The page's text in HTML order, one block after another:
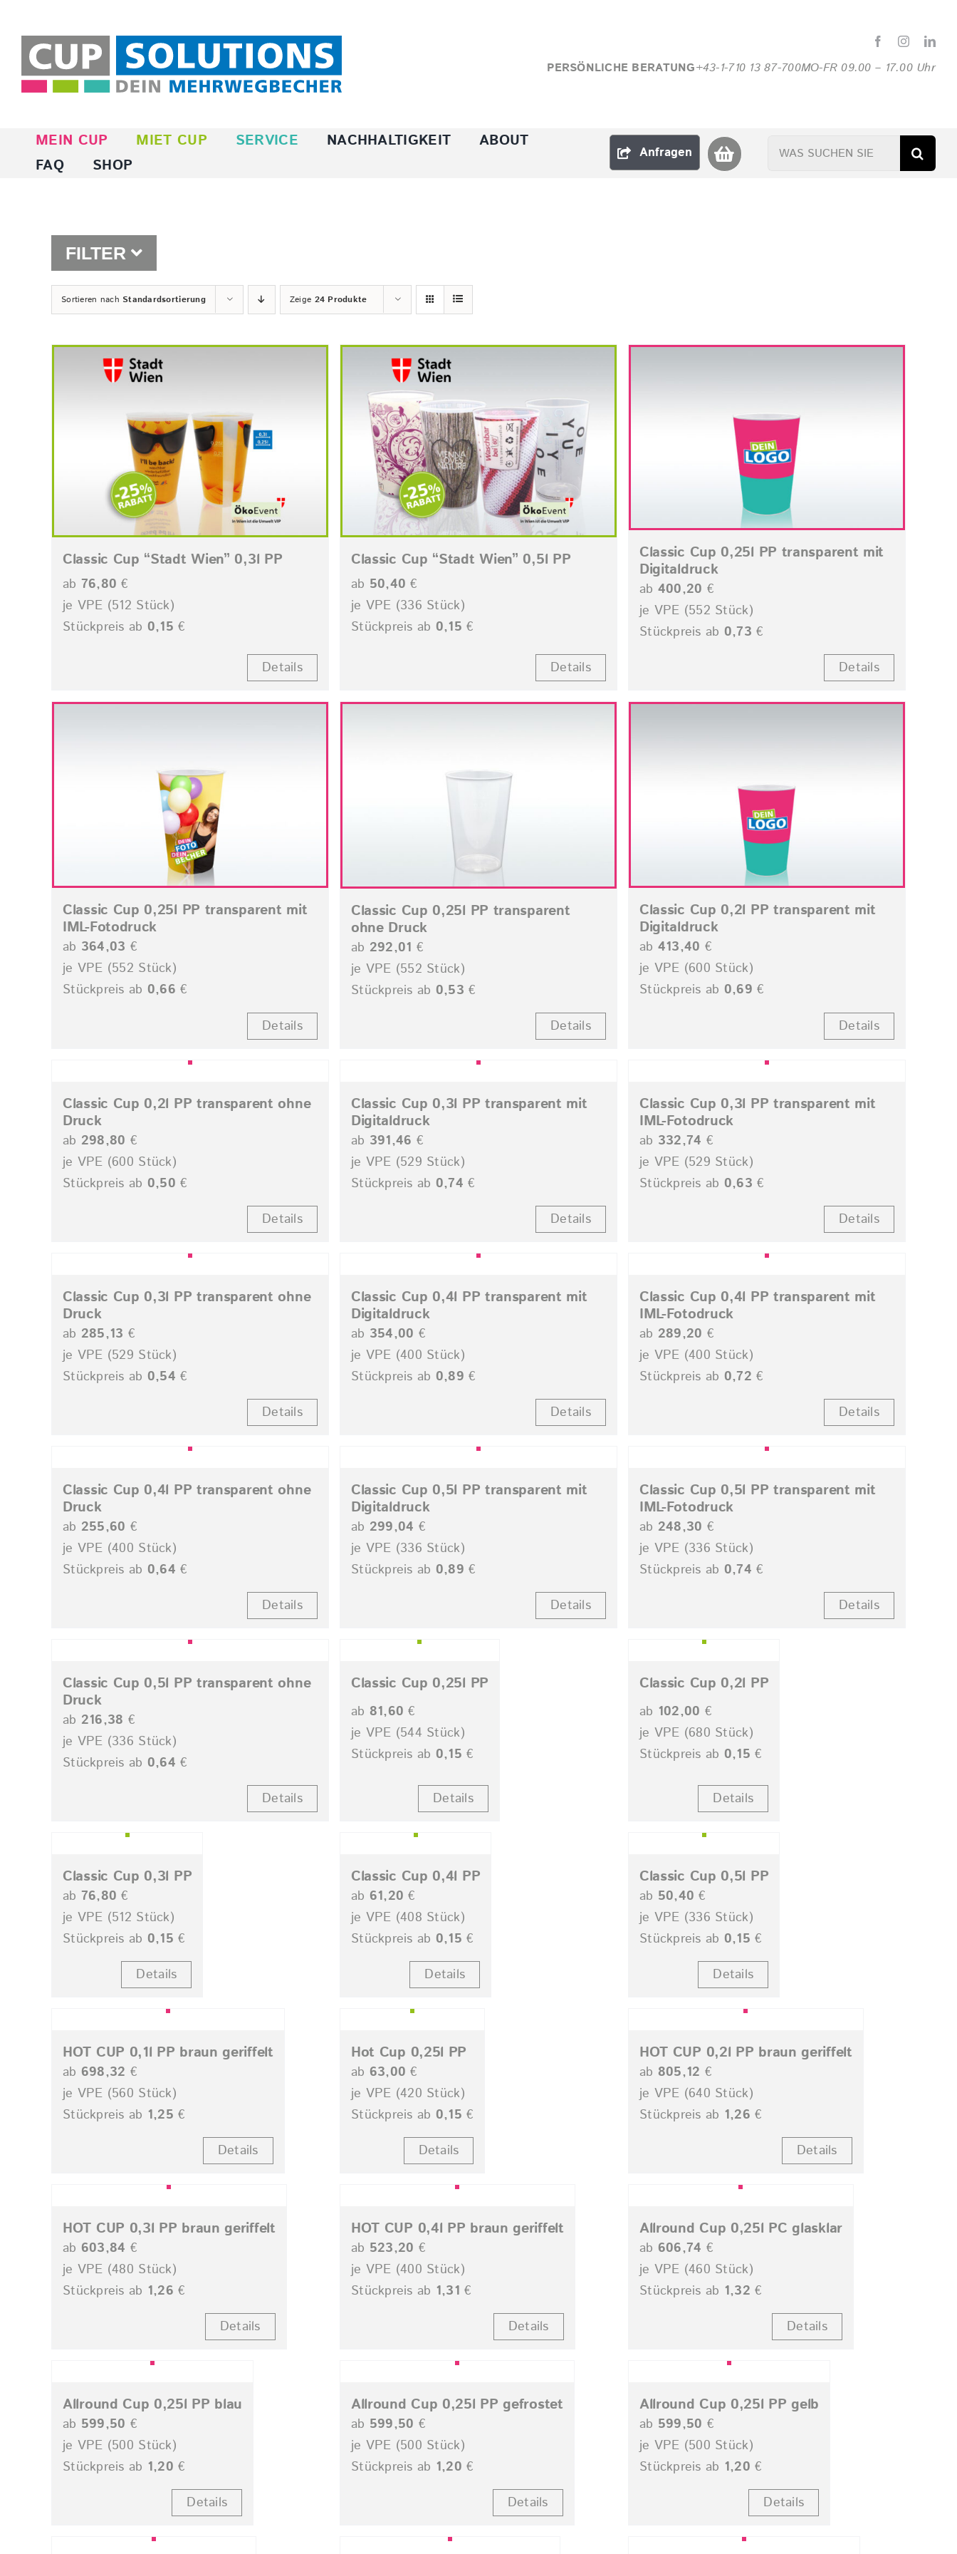
Inhalt
springen
PERSÖNLICHE BERATUNG+43-1-710 13 87-700MO-FR 09.00 – 17.00 Uhr
MEIN CUP MIET CUP SERVICE NACHHALTIGKEIT
ABOUT
FAQ
SHOP
Anfragen
Suche
FILTER
Sortieren nach Standardsortierung Zeige 24 Produkte
Classic Cup “Stadt Wien” 0,3l PP
ab 76,80 €
je VPE (512 Stück)
Stückpreis ab 0,15 €
Details
Classic Cup “Stadt Wien” 0,5l PP
ab 50,40 €
je VPE (336 Stück)
Stückpreis ab 0,15 €
Details
Classic Cup 0,25l PP transparent mit
Digitaldruck
ab 400,20 €
je VPE (552 Stück)
Stückpreis ab 0,73 €
Details
Classic Cup 0,25l PP transparent mit
IML-Fotodruck
ab 364,03 €
je VPE (552 Stück)
Stückpreis ab 0,66 €
Details
Classic Cup 0,25l PP transparent
ohne Druck
ab 292,01 €
je VPE (552 Stück)
Stückpreis ab 0,53 €
Details
Classic Cup 0,2l PP transparent mit
Digitaldruck
ab 413,40 €
je VPE (600 Stück)
Stückpreis ab 0,69 €
Details
Classic Cup 0,2l PP transparent ohne
Druck
ab 298,80 €
je VPE (600 Stück)
Stückpreis ab 0,50 €
Details
Classic Cup 0,3l PP transparent mit
Digitaldruck
ab 391,46 €
je VPE (529 Stück)
Stückpreis ab 0,74 €
Details
Classic Cup 0,3l PP transparent mit
IML-Fotodruck
ab 332,74 €
je VPE (529 Stück)
Stückpreis ab 0,63 €
Details
Classic Cup 0,3l PP transparent ohne
Druck
ab 285,13 €
je VPE (529 Stück)
Stückpreis ab 0,54 €
Details
Classic Cup 0,4l PP transparent mit
Digitaldruck
ab 354,00 €
je VPE (400 Stück)
Stückpreis ab 0,89 €
Details
Classic Cup 0,4l PP transparent mit
IML-Fotodruck
ab 289,20 €
je VPE (400 Stück)
Stückpreis ab 0,72 €
Details
Classic Cup 0,4l PP transparent ohne
Druck
ab 255,60 €
je VPE (400 Stück)
Stückpreis ab 0,64 €
Details
Classic Cup 0,5l PP transparent mit
Digitaldruck
ab 299,04 €
je VPE (336 Stück)
Stückpreis ab 0,89 €
Details
Classic Cup 0,5l PP transparent mit
IML-Fotodruck
ab 248,30 €
je VPE (336 Stück)
Stückpreis ab 0,74 €
Details
Classic Cup 0,5l PP transparent ohne
Druck
ab 216,38 €
je VPE (336 Stück)
Stückpreis ab 0,64 €
Details
Classic Cup 0,25l PP
ab 81,60 €
je VPE (544 Stück)
Stückpreis ab 0,15 €
Details
Classic Cup 0,2l PP
ab 102,00 €
je VPE (680 Stück)
Stückpreis ab 0,15 €
Details
Classic Cup 0,3l PP
ab 76,80 €
je VPE (512 Stück)
Stückpreis ab 0,15 €
Details
Classic Cup 0,4l PP
ab 61,20 €
je VPE (408 Stück)
Stückpreis ab 0,15 €
Details
Classic Cup 0,5l PP
ab 50,40 €
je VPE (336 Stück)
Stückpreis ab 0,15 €
Details
HOT CUP 0,1l PP braun geriffelt
ab 698,32 €
je VPE (560 Stück)
Stückpreis ab 1,25 €
Details
Hot Cup 0,25l PP
ab 63,00 €
je VPE (420 Stück)
Stückpreis ab 0,15 €
Details
HOT CUP 0,2l PP braun geriffelt
ab 805,12 €
je VPE (640 Stück)
Stückpreis ab 1,26 €
Details
HOT CUP 0,3l PP braun geriffelt
ab 603,84 €
je VPE (480 Stück)
Stückpreis ab 1,26 €
Details
HOT CUP 0,4l PP braun geriffelt
ab 523,20 €
je VPE (400 Stück)
Stückpreis ab 1,31 €
Details
Allround Cup 0,25l PC glasklar
ab 606,74 €
je VPE (460 Stück)
Stückpreis ab 1,32 €
Details
Allround Cup 0,25l PP blau
ab 599,50 €
je VPE (500 Stück)
Stückpreis ab 1,20 €
Details
Allround Cup 0,25l PP gefrostet
ab 599,50 €
je VPE (500 Stück)
Stückpreis ab 1,20 €
Details
Allround Cup 0,25l PP gelb
ab 599,50 €
je VPE (500 Stück)
Stückpreis ab 1,20 €
Details